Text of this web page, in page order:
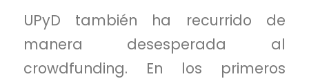
UPyD también ha recurrido de
manera desesperada al
crowdfunding. En los primeros